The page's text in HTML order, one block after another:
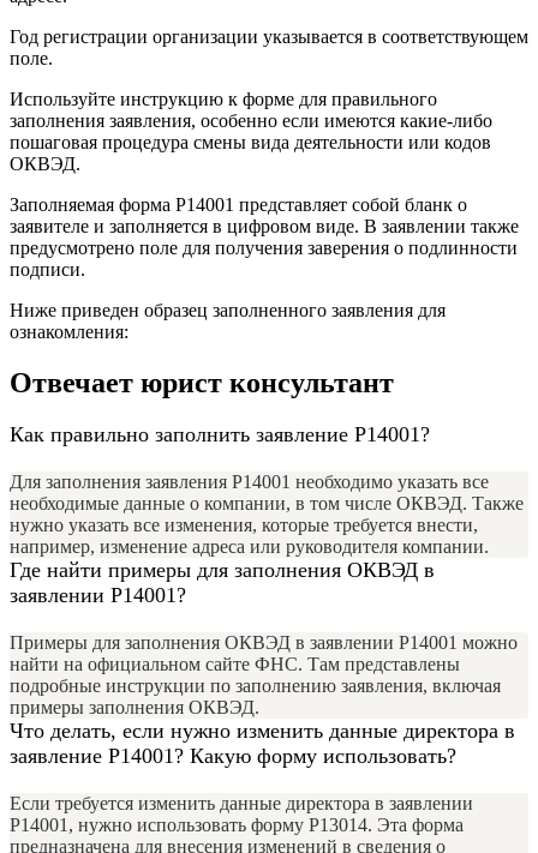
Год регистрации организации указывается в соответствующем
поле.
Используйте инструкцию к форме для правильного
заполнения заявления, особенно если имеются какие-либо
пошаговая процедура смены вида деятельности или кодов
ОКВЭД.
Заполняемая форма Р14001 представляет собой бланк о
заявителе и заполняется в цифровом виде. В заявлении также
предусмотрено поле для получения заверения о подлинности
подписи.
Ниже приведен образец заполненного заявления для
ознакомления:
Отвечает юрист консультант
Как правильно заполнить заявление Р14001?
Для заполнения заявления Р14001 необходимо указать все
необходимые данные о компании, в том числе ОКВЭД. Также
нужно указать все изменения, которые требуется внести,
например, изменение адреса или руководителя компании.
Где найти примеры для заполнения ОКВЭД в
заявлении Р14001?
Примеры для заполнения ОКВЭД в заявлении Р14001 можно
найти на официальном сайте ФНС. Там представлены
подробные инструкции по заполнению заявления, включая
примеры заполнения ОКВЭД.
Что делать, если нужно изменить данные директора в
заявление Р14001? Какую форму использовать?
Если требуется изменить данные директора в заявлении
Р14001, нужно использовать форму Р13014. Эта форма
предназначена для внесения изменений в сведения о